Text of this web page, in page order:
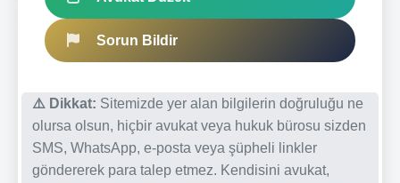
Sorun Bildir
⚠️ Dikkat: Sitemizde yer alan bilgilerin doğruluğu ne
olursa olsun, hiçbir avukat veya hukuk bürosu sizden
SMS, WhatsApp, e-posta veya şüpheli linkler
göndererek para talep etmez. Kendisini avukat,